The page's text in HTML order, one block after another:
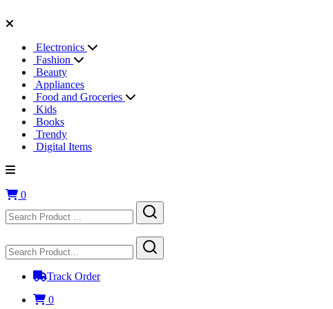
Electronics
Fashion
Beauty
Appliances
Food and Groceries
Kids
Books
Trendy
Digital Items
0
Track Order
0